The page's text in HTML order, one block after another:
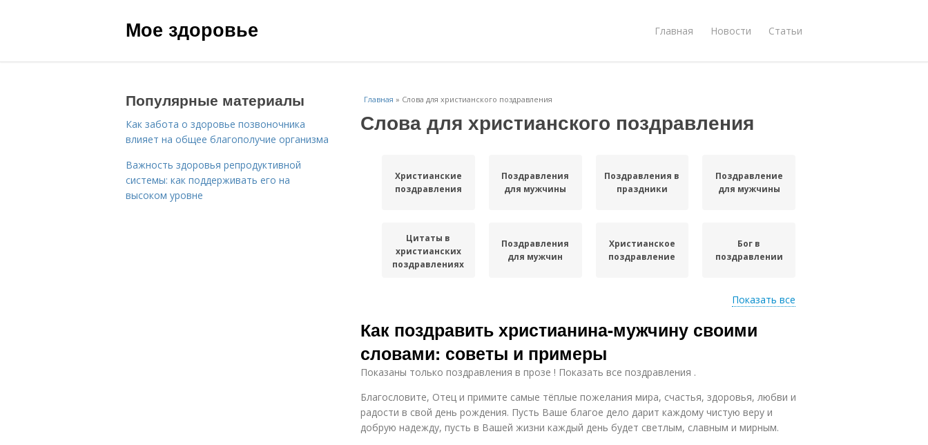
Мое здоровье Главная Новости Статьи
Главная » Слова для христианского поздравления
Слова для христианского поздравления
Христианские
поздравления
Поздравления
для мужчины
Поздравления в
праздники
Поздравление
для мужчины
Цитаты в
христианских
поздравлениях
Поздравления
для мужчин
Христианское
поздравление
Бог в
поздравлении
поздравления
рождеством
канун
Мужчина с
ценностями
Ценности в
поздравлении
Показать все
Как поздравить христианина-мужчину своими
словами: советы и примеры
Показаны только поздравления в прозе ! Показать все поздравления .
Благословите, Отец и примите самые тёплые пожелания мира, счастья, здоровья, любви и
радости в свой день рождения. Пусть Ваше благое дело дарит каждому чистую веру и
добрую надежду, пусть в Вашей жизни каждый день будет светлым, славным и мирным.
Популярные материалы
Как забота о здоровье позвоночника
влияет на общее благополучие организма
Важность здоровья репродуктивной
системы: как поддерживать его на
высоком уровне